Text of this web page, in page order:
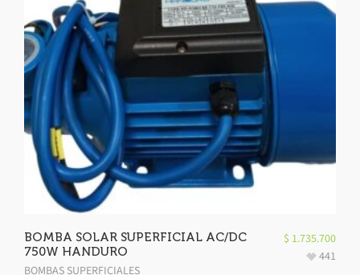
BOMBA SOLAR SUPERFICIAL AC/DC
750W HANDURO
BOMBAS SUPERFICIALES
$ 1.735.700
441